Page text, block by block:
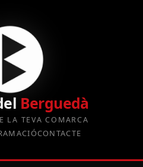
Berguedà
LA TEVA COMARCA
CONTACTE